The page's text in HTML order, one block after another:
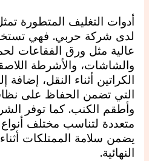
أدوات التغليف المتطورة
لدى شركة حربي. فهي
عالية مثل ورق الفقاعات
والشاشات، والأشرطة
الكراتين أثناء النقل، إضافة
التي تضمن الحفاظ على
وأطقم الكنب. كما توفر
متعددة لتناسب مختلف أنواع
يضمن سلامة الممتلكات
النهائية.